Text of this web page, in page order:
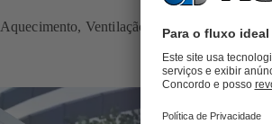
Aquecimento, Ventilação e Ar Condicionado